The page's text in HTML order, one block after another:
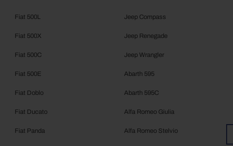
Fiat 500L
Fiat 500X
Fiat 500C
Fiat 500E
Fiat Doblo
Fiat Ducato
Fiat Panda
Jeep Compass
Jeep Renegade
Jeep Wrangler
Abarth 595
Abarth 595C
Alfa Romeo Giulia
Alfa Romeo Stelvio